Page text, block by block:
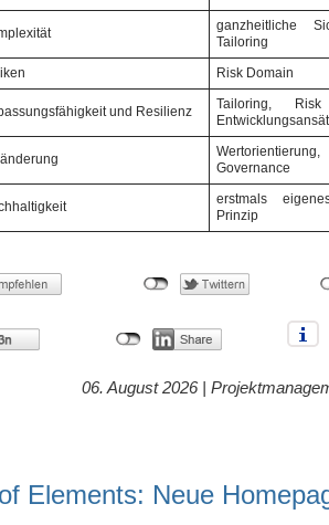
ganzheitliche
Tailoring
Risk Domain
und Resilienz
Tailoring,
Governance
erstmals
Prinzip
06. August 2026 |
Elements: Neue